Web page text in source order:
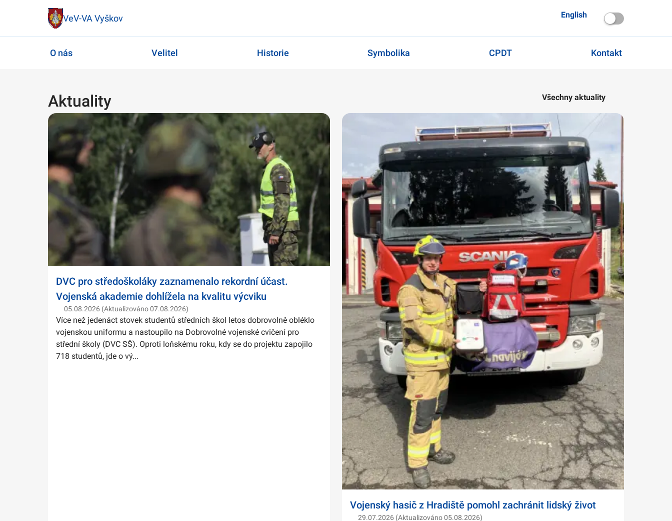
VeV-VA Vyškov English
O nás Velitel Historie Symbolika CPDT Kontakt
Aktuality Všechny aktuality
DVC pro středoškoláky zaznamenalo rekordní účast.
Vojenská akademie dohlížela na kvalitu výcviku
05.08.2026 (Aktualizováno 07.08.2026)
Více než jedenáct stovek studentů středních škol letos dobrovolně obléklo
vojenskou uniformu a nastoupilo na Dobrovolné vojenské cvičení pro
střední školy (DVC SŠ). Oproti loňskému roku, kdy se do projektu zapojilo
718 studentů, jde o vý...
Vojenský hasič z Hradiště pomohl zachránit lidský život
29.07.2026 (Aktualizováno 05.08.2026)